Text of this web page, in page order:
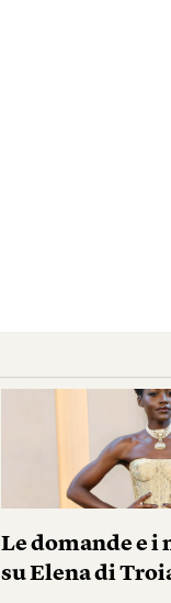
Le domande e
su Elena di